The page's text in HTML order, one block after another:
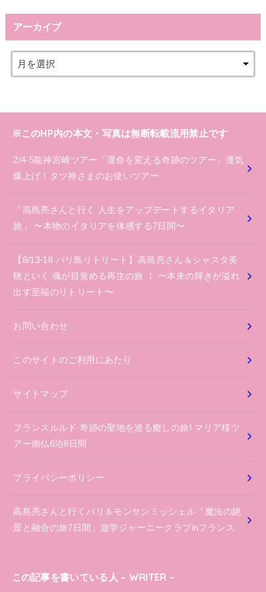
アーカイブ
※このHP内の本文・写真は無断転載流用禁止です
2/4-5龍神宮崎ツアー「運命を変える奇跡のツアー」運気
爆上げ！タツ神さまのお使いツアー
「高島亮さんと行く 人生をアップデートするイタリア
旅」 〜本物のイタリアを体感する7日間〜
【8/13-18 バリ島リトリート】高島亮さん＆シャスタ美
穂といく 魂が目覚める再生の旅 ！ 〜本来の輝きが溢れ
出す至福のリトリート〜
お問い合わせ
このサイトのご利用にあたり
サイトマップ
フランスルルド 奇跡の聖地を巡る癒しの旅! マリア様ツ
アー南仏6泊8日間
プライバシーポリシー
高島亮さんと行くパリ＆モンサンミッシェル「魔法の絶
景と融合の旅7日間」遊学ジャーニークラブinフランス
この記事を書いている人 – WRITER –